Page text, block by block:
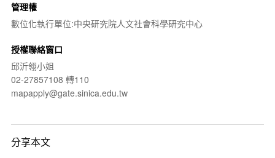
管理權
數位化執行單位:中央研究院人文社會科學研究中心
授權聯絡窗口
邱沂翎小姐
02-27857108 轉110
mapapply@gate.sinica.edu.tw
分享本文